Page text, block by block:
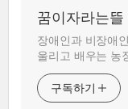
꿈이자라는뜰
장애인과 비장애
울리고 배우는 농
구독하기